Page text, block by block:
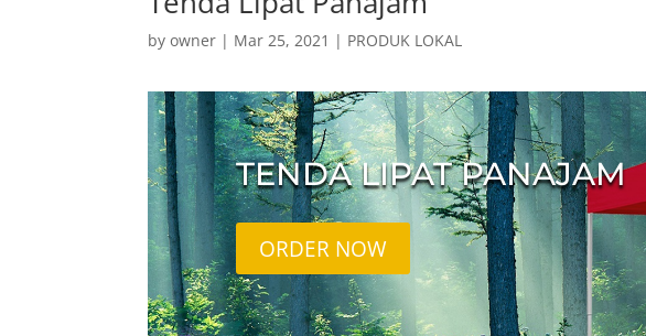
byowner | Mar 25, 2021 | PRODUK LOKAL
TENDA LIPAT PANAJAM
ORDER NOW